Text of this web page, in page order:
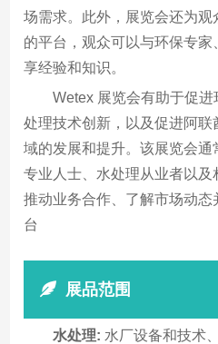
场需求。此外，展览会还为观
的平台，观众可以与环保专
享经验和知识。
Wetex 展览会有助于促
处理技术创新，以及促进阿
域的发展和提升。该展览会
专业人士、水处理从业者以
推动业务合作、了解市场动
台
展品范围
水处理: 水厂设备和技术